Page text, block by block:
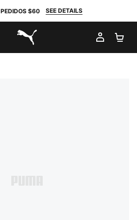
$60 SEE DETAILS
PUMA.com
MI